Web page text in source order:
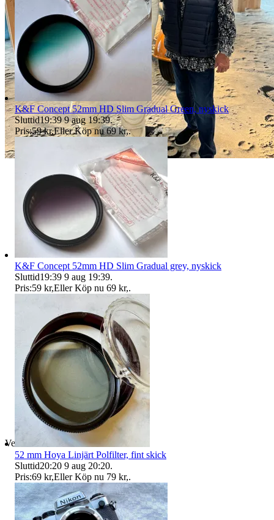
Verifierad
K&F Concept 52mm HD Slim Gradual Green, nyskick
Sluttid19:39 9 aug 19:39.
Pris:59 kr,Eller Köp nu 69 kr,.
K&F Concept 52mm HD Slim Gradual grey, nyskick
Sluttid19:39 9 aug 19:39.
Pris:59 kr,Eller Köp nu 69 kr,.
52 mm Hoya Linjärt Polfilter, fint skick
Sluttid20:20 9 aug 20:20.
Pris:69 kr,Eller Köp nu 79 kr,.